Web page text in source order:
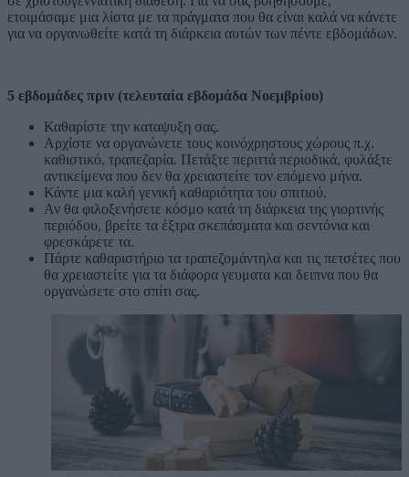
ετοιμάσαμε μια λίστα με τα πράγματα που θα είναι καλά να κάνετε
για να οργανωθείτε κατά τη διάρκεια αυτών των πέντε εβδομάδων.
5 εβδομάδες πριν (τελευταία εβδομάδα Νοεμβρίου)
Καθαρίστε την καταψυξη σας.
Αρχίστε να οργανώνετε τους κοινόχρηστους χώρους π.χ.
καθιστικό, τραπεζαρία. Πετάξτε περιττά περιοδικά, φυλάξτε
αντικείμενα που δεν θα χρειαστείτε τον επόμενο μήνα.
Κάντε μια καλή γενική καθαριότητα του σπιτιού.
Αν θα φιλοξενήσετε κόσμο κατά τη διάρκεια της γιορτινής
περιόδου, βρείτε τα έξτρα σκεπάσματα και σεντόνια και
φρεσκάρετε τα.
Πάρτε καθαριστήριο τα τραπεζομάντηλα και τις πετσέτες που
θα χρειαστείτε για τα διάφορα γευματα και δειπνα που θα
οργανώσετε στο σπίτι σας.